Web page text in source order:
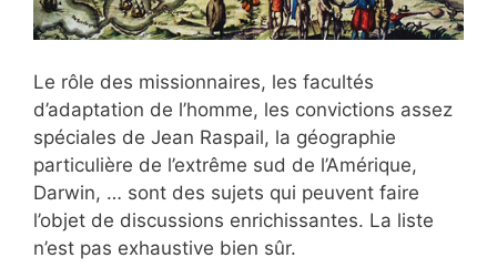
Le rôle des missionnaires, les facultés
d’adaptation de l’homme, les convictions assez
spéciales de Jean Raspail, la géographie
particulière de l’extrême sud de l’Amérique,
Darwin, … sont des sujets qui peuvent faire
l’objet de discussions enrichissantes. La liste
n’est pas exhaustive bien sûr.